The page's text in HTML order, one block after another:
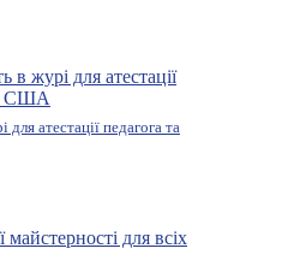
атестації педагога та